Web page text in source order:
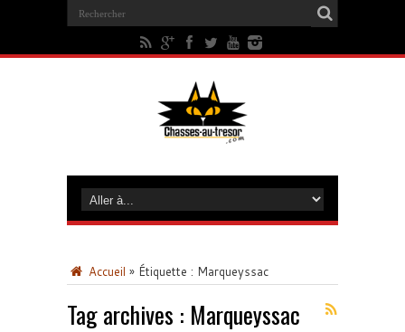
Accueil » Étiquette : Marqueyssac
Tag archives : Marqueyssac